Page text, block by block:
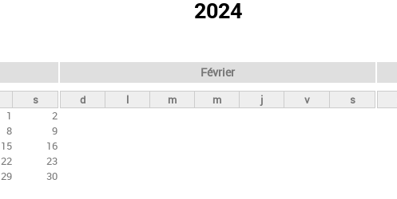
2024
s
1
2
8
9
15
16
22
23
29
30
Février
d l m m j v s